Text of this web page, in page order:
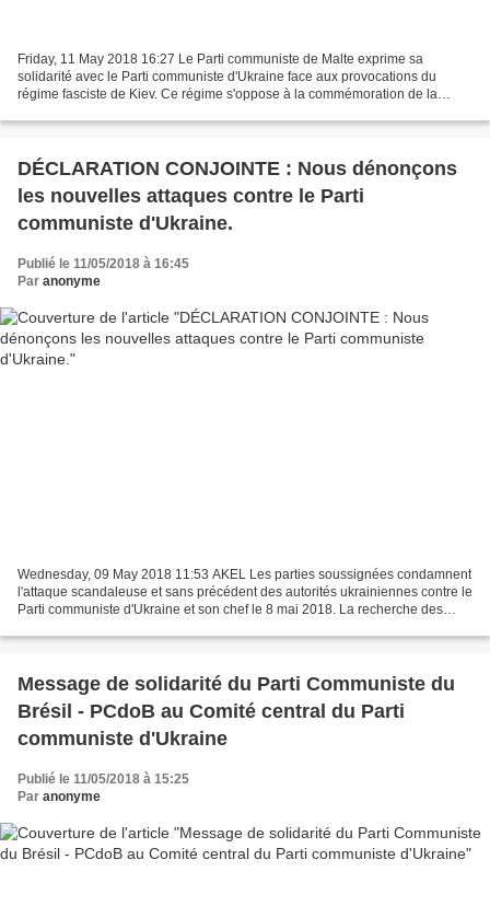
Friday, 11 May 2018 16:27 Le Parti communiste de Malte exprime sa
solidarité avec le Parti communiste d'Ukraine face aux provocations du
régime fasciste de Kiev. Ce régime s'oppose à la commémoration de la
DÉCLARATION CONJOINTE : Nous dénonçons
les nouvelles attaques contre le Parti
communiste d'Ukraine.
Publié le 11/05/2018 à 16:45
Par anonyme
Wednesday, 09 May 2018 11:53 AKEL Les parties soussignées condamnent
l'attaque scandaleuse et sans précédent des autorités ukrainiennes contre le
Parti communiste d'Ukraine et son chef le 8 mai 2018. La recherche des
Message de solidarité du Parti Communiste du
Brésil - PCdoB au Comité central du Parti
communiste d'Ukraine
Publié le 11/05/2018 à 15:25
Par anonyme